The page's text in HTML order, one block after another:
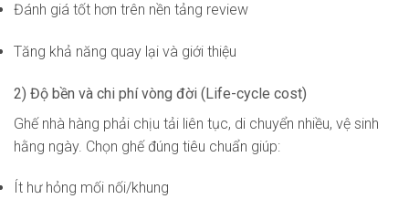
Đánh giá tốt hơn trên nền tảng review
Tăng khả năng quay lại và giới thiệu
2) Độ bền và chi phí vòng đời (Life-cycle cost)
Ghế nhà hàng phải chịu tải liên tục, di chuyển nhiều, vệ sinh
hằng ngày. Chọn ghế đúng tiêu chuẩn giúp:
Ít hư hỏng mối nối/khung